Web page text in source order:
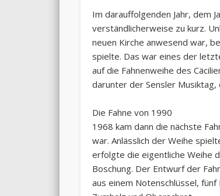
Im darauffolgenden Jahr, dem
verständlicherweise zu kurz.
neuen Kirche anwesend war,
spielte. Das war eines der
auf die Fahnenweihe des
darunter der Sensler
Die Fahne von 1990
1968 kam dann die nächste
war. Anlässlich der Weihe
erfolgte die eigentliche Weihe
Boschung. Der Entwurf der
aus einem Notenschlüssel,